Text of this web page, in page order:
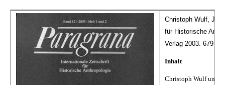
Christoph Wulf,
für Historische
Verlag 2003. 679
Inhalt
Christoph Wulf und